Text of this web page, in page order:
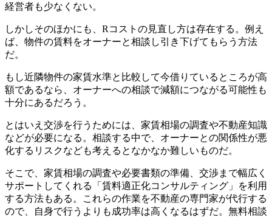
経営者も少なくない。
しかしそのほかにも、Rコストの見直し方は存在する。例え
ば、物件の賃料をオーナーと相談し引き下げてもらう方法
だ。
もし近隣物件の家賃水準と比較して今借りているところが高
額であるなら、オーナーへの相談で減額につながる可能性も
十分にあるだろう。
とはいえ交渉を行うためには、家賃相場の調査や不動産知識
などが必要になる。相談する中で、オーナーとの関係性が悪
化するリスクなども考えるとなかなか難しいものだ。
そこで、家賃相場の調査や必要書類の準備、交渉まで幅広く
サポートしてくれる「賃料適正化コンサルティング」を利用
する方法もある。これらの作業を不動産の専門家が代行する
ので、自身で行うよりも成功率は高くなるはずだ。無料相談